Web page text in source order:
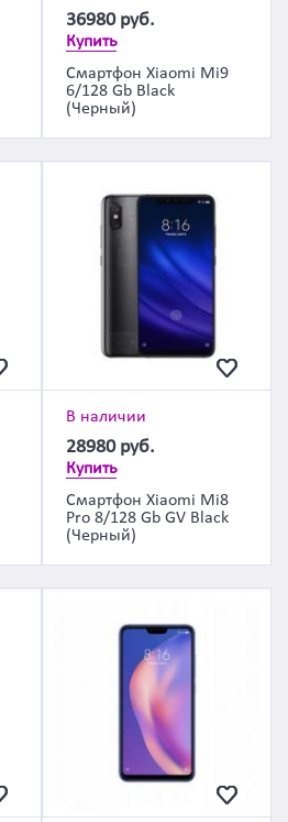
36980 руб.
Купить
Смартфон Xiaomi Mi9
6/128 Gb Black
(Черный)
В наличии
28980 руб.
Купить
Смартфон Xiaomi Mi8
Pro 8/128 Gb GV Black
(Черный)